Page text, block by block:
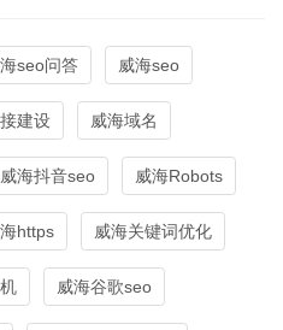
seo问答 威海seo
建设 威海域名
威海抖音seo 威海Robots
https 威海关键词优化
威海谷歌seo